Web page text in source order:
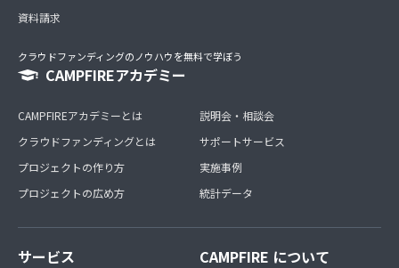
資料請求
クラウドファンディングのノウハウを無料で学ぼう
CAMPFIREアカデミー
CAMPFIREアカデミーとは
クラウドファンディングとは
プロジェクトの作り方
プロジェクトの広め方
説明会・相談会
サポートサービス
実施事例
統計データ
サービス CAMPFIRE について